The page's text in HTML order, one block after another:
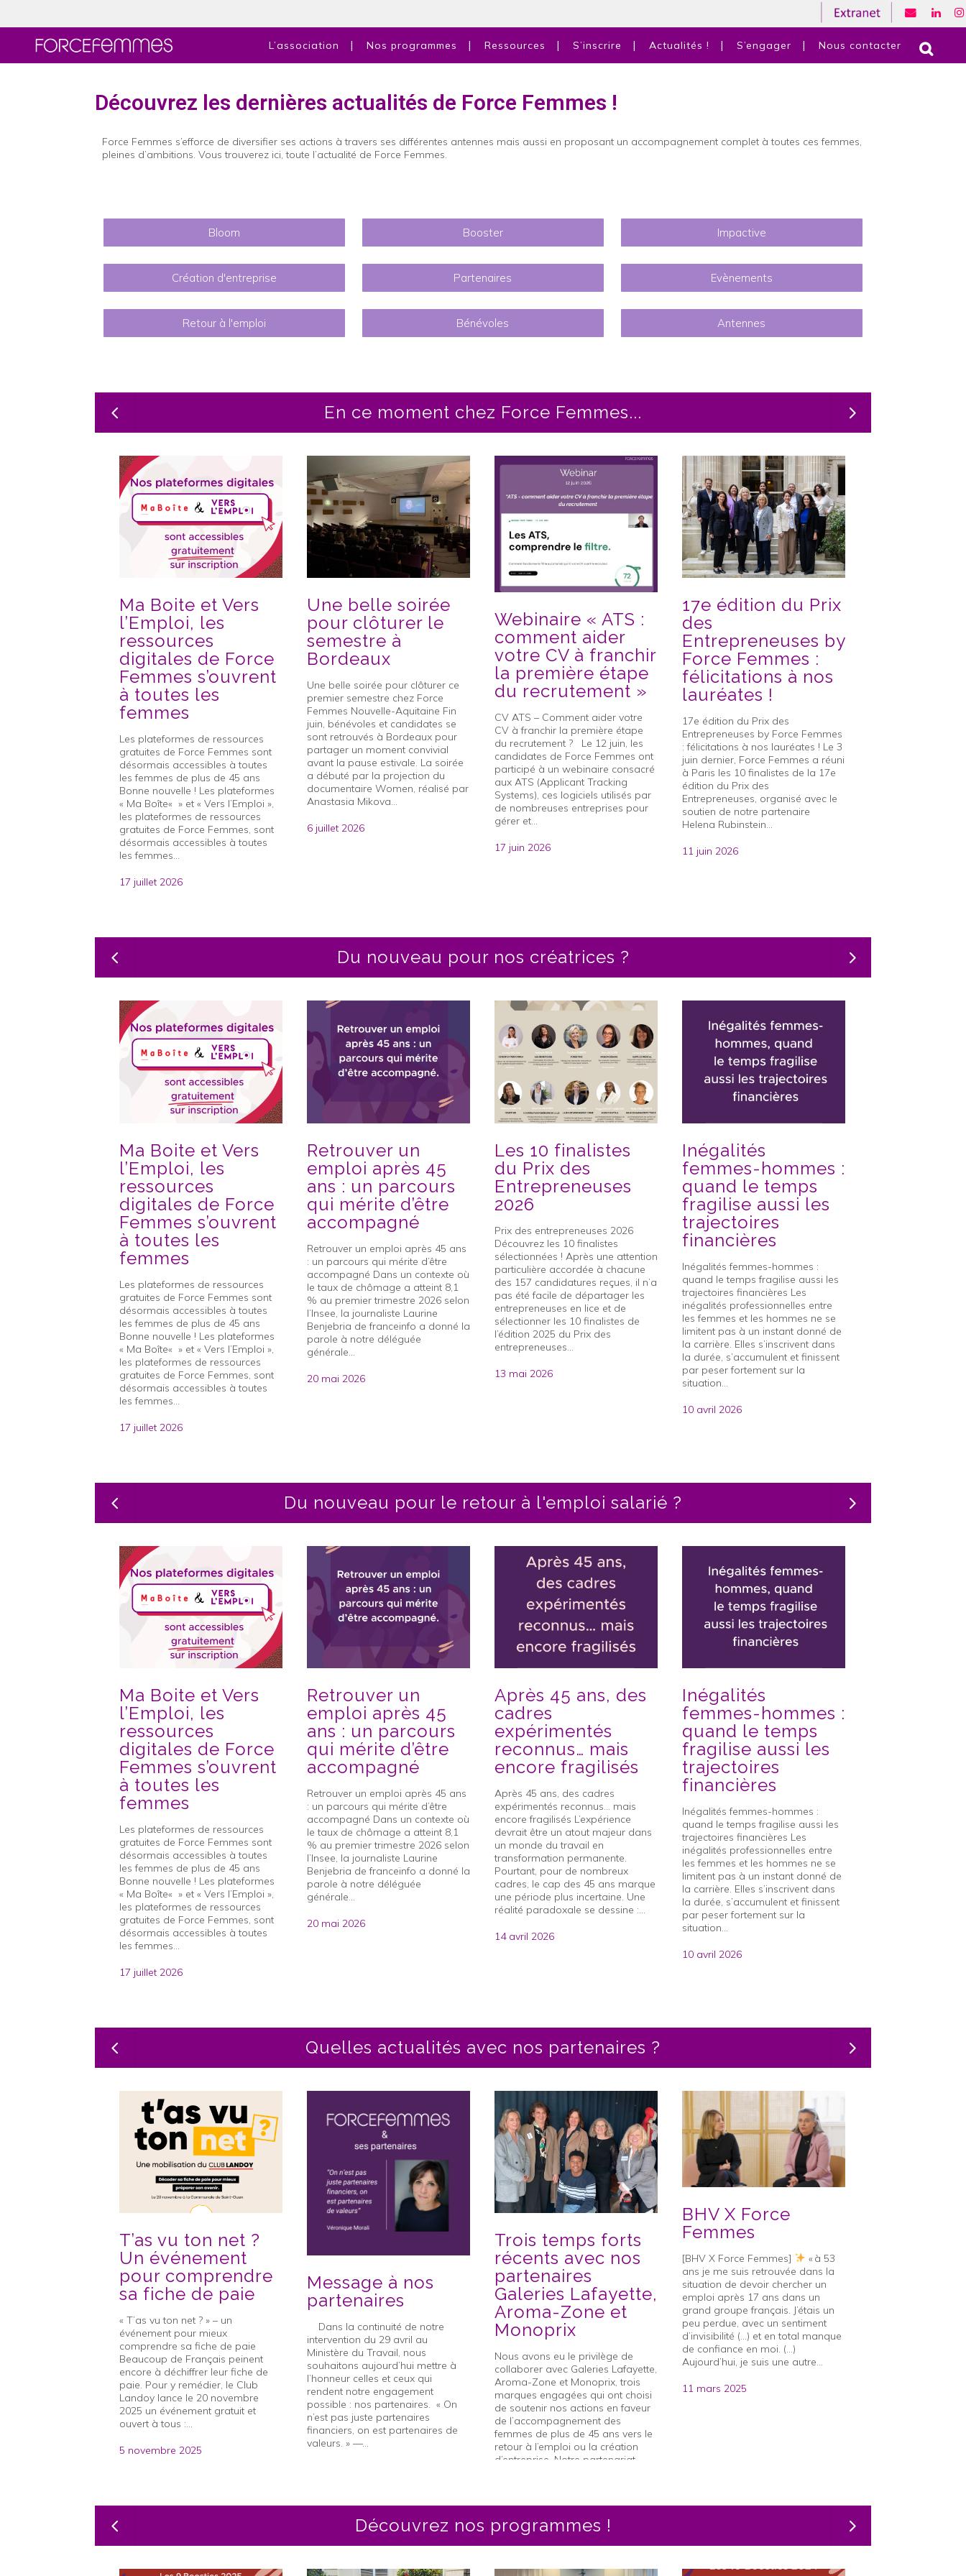
L’association Nos programmes Ressources S’inscrire Actualités ! S’engager Nous contacter
Découvrez les dernières actualités de Force Femmes !
Force Femmes s’efforce de diversifier ses actions à travers ses différentes antennes mais aussi en proposant un accompagnement complet à toutes ces femmes,
pleines d’ambitions. Vous trouverez ici, toute l’actualité de Force Femmes.
Bloom
Création d'entreprise
Retour à l'emploi
Booster
Partenaires
Bénévoles
Impactive
Evènements
Antennes
En ce moment chez Force Femmes...
Ma Boite et Vers
l’Emploi, les
ressources
digitales de Force
Femmes s’ouvrent
à toutes les
femmes
Les plateformes de ressources
gratuites de Force Femmes sont
désormais accessibles à toutes
les femmes de plus de 45 ans
Bonne nouvelle ! Les plateformes
« Ma Boîte« » et « Vers l’Emploi »,
les plateformes de ressources
gratuites de Force Femmes, sont
désormais accessibles à toutes
les femmes...
17 juillet 2026
Une belle soirée
pour clôturer le
semestre à
Bordeaux
Une belle soirée pour clôturer ce
premier semestre chez Force
Femmes Nouvelle-Aquitaine Fin
juin, bénévoles et candidates se
sont retrouvés à Bordeaux pour
partager un moment convivial
avant la pause estivale. La soirée
a débuté par la projection du
documentaire Women, réalisé par
Anastasia Mikova...
6 juillet 2026
Webinaire « ATS :
comment aider
votre CV à franchir
la première étape
du recrutement »
CV ATS – Comment aider votre
CV à franchir la première étape
du recrutement ? Le 12 juin, les
candidates de Force Femmes ont
participé à un webinaire consacré
aux ATS (Applicant Tracking
Systems), ces logiciels utilisés par
de nombreuses entreprises pour
gérer et...
17 juin 2026
17e édition du Prix
des
Entrepreneuses by
Force Femmes :
félicitations à nos
lauréates !
17e édition du Prix des
Entrepreneuses by Force Femmes
: félicitations à nos lauréates ! Le 3
juin dernier, Force Femmes a réuni
à Paris les 10 finalistes de la 17e
édition du Prix des
Entrepreneuses, organisé avec le
soutien de notre partenaire
Helena Rubinstein...
11 juin 2026
Du nouveau pour nos créatrices ?
Ma Boite et Vers
l’Emploi, les
ressources
digitales de Force
Femmes s’ouvrent
à toutes les
femmes
Les plateformes de ressources
gratuites de Force Femmes sont
désormais accessibles à toutes
les femmes de plus de 45 ans
Bonne nouvelle ! Les plateformes
« Ma Boîte« » et « Vers l’Emploi »,
les plateformes de ressources
gratuites de Force Femmes, sont
désormais accessibles à toutes
les femmes...
17 juillet 2026
Retrouver un
emploi après 45
ans : un parcours
qui mérite d’être
accompagné
Retrouver un emploi après 45 ans
: un parcours qui mérite d’être
accompagné Dans un contexte où
le taux de chômage a atteint 8,1
% au premier trimestre 2026 selon
l’Insee, la journaliste Laurine
Benjebria de franceinfo a donné la
parole à notre déléguée
générale...
20 mai 2026
Les 10 finalistes
du Prix des
Entrepreneuses
2026
Prix des entrepreneuses 2026
Découvrez les 10 finalistes
sélectionnées ! Après une attention
particulière accordée à chacune
des 157 candidatures reçues, il n’a
pas été facile de départager les
entrepreneuses en lice et de
sélectionner les 10 finalistes de
l’édition 2025 du Prix des
entrepreneuses...
13 mai 2026
Inégalités
femmes-hommes :
quand le temps
fragilise aussi les
trajectoires
financières
Inégalités femmes-hommes :
quand le temps fragilise aussi les
trajectoires financières Les
inégalités professionnelles entre
les femmes et les hommes ne se
limitent pas à un instant donné de
la carrière. Elles s’inscrivent dans
la durée, s’accumulent et finissent
par peser fortement sur la
situation...
10 avril 2026
Du nouveau pour le retour à l'emploi salarié ?
Ma Boite et Vers
l’Emploi, les
ressources
digitales de Force
Femmes s’ouvrent
à toutes les
femmes
Les plateformes de ressources
gratuites de Force Femmes sont
désormais accessibles à toutes
les femmes de plus de 45 ans
Bonne nouvelle ! Les plateformes
« Ma Boîte« » et « Vers l’Emploi »,
les plateformes de ressources
gratuites de Force Femmes, sont
désormais accessibles à toutes
les femmes...
17 juillet 2026
Retrouver un
emploi après 45
ans : un parcours
qui mérite d’être
accompagné
Retrouver un emploi après 45 ans
: un parcours qui mérite d’être
accompagné Dans un contexte où
le taux de chômage a atteint 8,1
% au premier trimestre 2026 selon
l’Insee, la journaliste Laurine
Benjebria de franceinfo a donné la
parole à notre déléguée
générale...
20 mai 2026
Après 45 ans, des
cadres
expérimentés
reconnus… mais
encore fragilisés
Après 45 ans, des cadres
expérimentés reconnus… mais
encore fragilisés L’expérience
devrait être un atout majeur dans
un monde du travail en
transformation permanente.
Pourtant, pour de nombreux
cadres, le cap des 45 ans marque
une période plus incertaine. Une
réalité paradoxale se dessine :...
14 avril 2026
Inégalités
femmes-hommes :
quand le temps
fragilise aussi les
trajectoires
financières
Inégalités femmes-hommes :
quand le temps fragilise aussi les
trajectoires financières Les
inégalités professionnelles entre
les femmes et les hommes ne se
limitent pas à un instant donné de
la carrière. Elles s’inscrivent dans
la durée, s’accumulent et finissent
par peser fortement sur la
situation...
10 avril 2026
Quelles actualités avec nos partenaires ?
T’as vu ton net ?
Un événement
pour comprendre
sa fiche de paie
« T’as vu ton net ? » – un
événement pour mieux
comprendre sa fiche de paie
Beaucoup de Français peinent
encore à déchiffrer leur fiche de
paie. Pour y remédier, le Club
Landoy lance le 20 novembre
2025 un événement gratuit et
ouvert à tous :...
5 novembre 2025
Message à nos
partenaires
Dans la continuité de notre
intervention du 29 avril au
Ministère du Travail, nous
souhaitons aujourd’hui mettre à
l’honneur celles et ceux qui
rendent notre engagement
possible : nos partenaires. « On
n’est pas juste partenaires
financiers, on est partenaires de
valeurs. » —...
Trois temps forts
récents avec nos
partenaires
Galeries Lafayette,
Aroma-Zone et
Monoprix
Nous avons eu le privilège de
collaborer avec Galeries Lafayette,
Aroma-Zone et Monoprix, trois
marques engagées qui ont choisi
de soutenir nos actions en faveur
de l’accompagnement des
femmes de plus de 45 ans vers le
retour à l’emploi ou la création
d’entreprise. Notre partenariat...
BHV X Force
Femmes
[BHV X Force Femmes]
« à 53
ans je me suis retrouvée dans la
situation de devoir chercher un
emploi après 17 ans dans un
grand groupe français. J’étais un
peu perdue, avec un sentiment
d’invisibilité (…) et en total manque
de confiance en moi. (…)
Aujourd’hui, je suis une autre...
11 mars 2025
Découvrez nos programmes !